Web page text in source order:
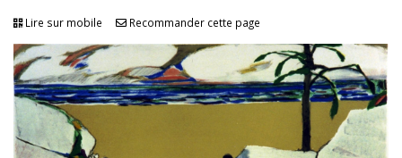
Lire sur mobile Recommander cette page